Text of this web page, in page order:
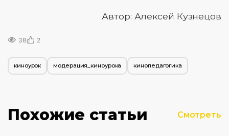
Автор: Алексей Кузнецов
38 2
киноурок модерация_киноурока кинопедагогика
Похожие статьи Смотреть